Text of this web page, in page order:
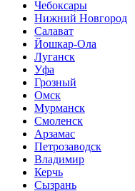
Чебоксары
Нижний Новгород
Салават
Йошкар-Ола
Луганск
Уфа
Грозный
Омск
Мурманск
Смоленск
Арзамас
Петрозаводск
Владимир
Керчь
Сызрань